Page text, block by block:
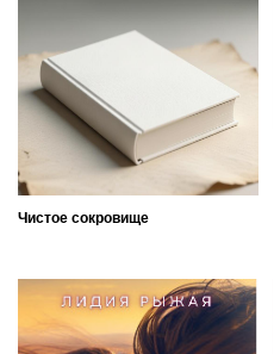
Чистое сокровище